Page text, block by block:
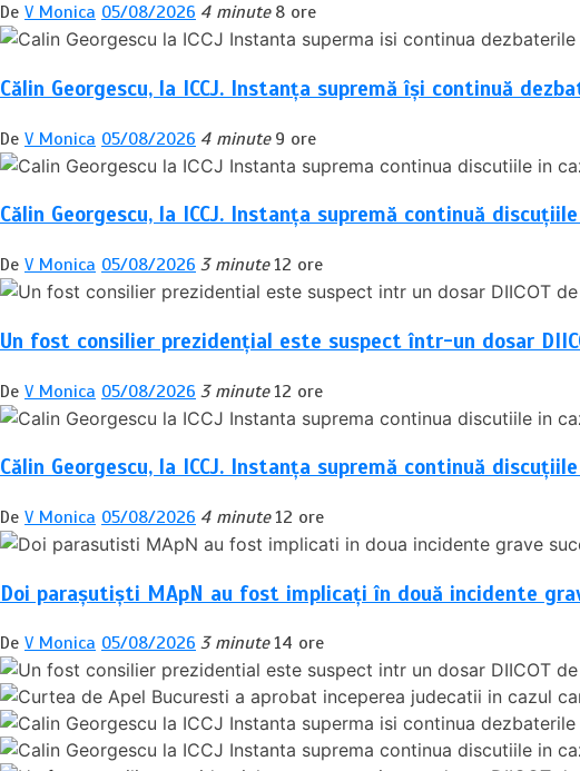
De V Monica 05/08/2026 4 minute 8 ore
Călin Georgescu, la ICCJ. Instanța supremă își continuă
De V Monica 05/08/2026 4 minute 9 ore
Călin Georgescu, la ICCJ. Instanța supremă continuă
De V Monica 05/08/2026 3 minute 12 ore
Un fost consilier prezidențial este suspect într-un dosar
De V Monica 05/08/2026 3 minute 12 ore
Călin Georgescu, la ICCJ. Instanța supremă continuă
De V Monica 05/08/2026 4 minute 12 ore
Doi parașutiști MApN au fost implicați în două incidente
De V Monica 05/08/2026 3 minute 14 ore